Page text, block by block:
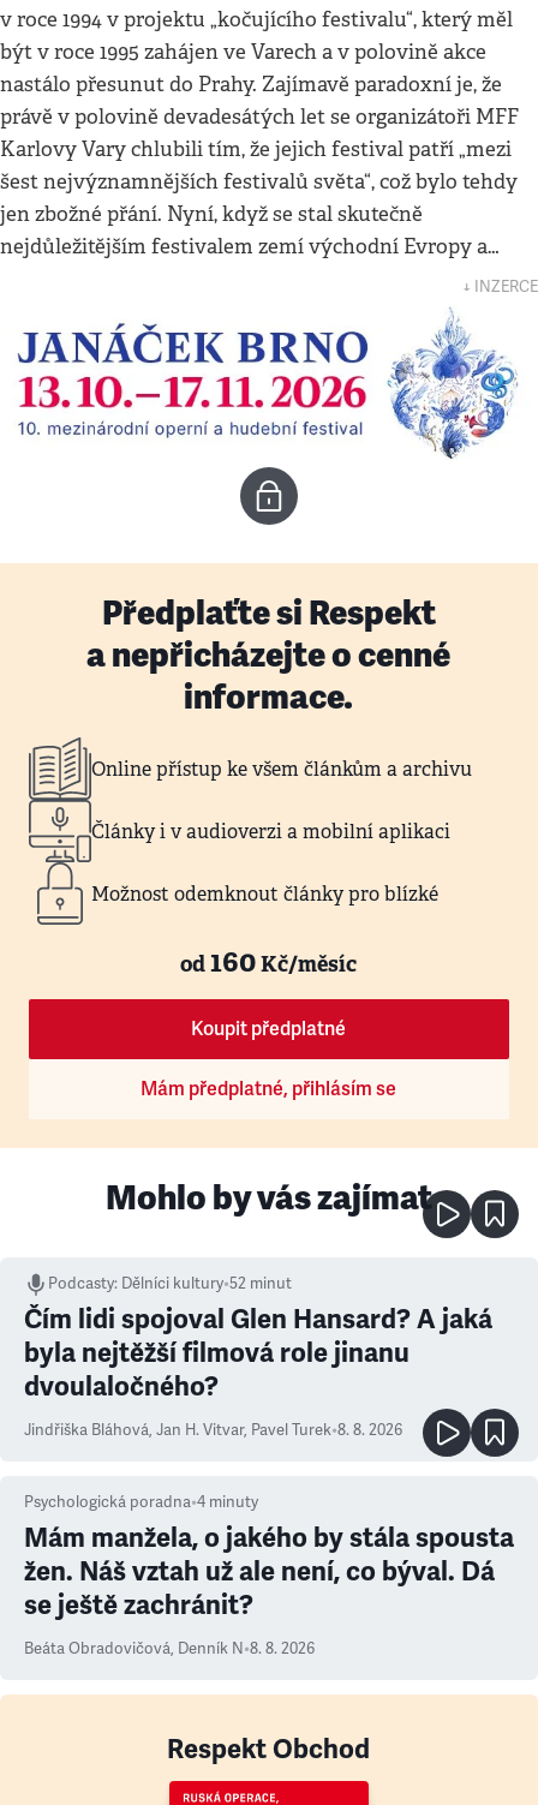
v roce 1994 v projektu „kočujícího festivalu“, který měl
být v roce 1995 zahájen ve Varech a v polovině akce
nastálo přesunut do Prahy. Zajímavě paradoxní je, že
právě v polovině devadesátých let se organizátoři MFF
Karlovy Vary chlubili tím, že jejich festival patří „mezi
šest nejvýznamnějších festivalů světa“, což bylo tehdy
jen zbožné přání. Nyní, když se stal skutečně
nejdůležitějším festivalem zemí východní Evropy a…
↓ INZERCE
Předplaťte si Respekt
a nepřicházejte o cenné
informace.
Online přístup ke všem článkům a archivu
Články i v audioverzi a mobilní aplikaci
Možnost odemknout články pro blízké
od160Kč/měsíc
Koupit předplatné
Mám předplatné, přihlásím se
Mohlo by vás zajímat
Podcasty: Dělníci kultury•52 minut
Čím lidi spojoval Glen Hansard? A jaká
byla nejtěžší filmová role jinanu
dvoulaločného?
Jindřiška Bláhová, Jan H. Vitvar, Pavel Turek•8. 8. 2026
Psychologická poradna•4 minuty
Mám manžela, o jakého by stála spousta
žen. Náš vztah už ale není, co býval. Dá
se ještě zachránit?
Beáta Obradovičová, Denník N•8. 8. 2026
Respekt Obchod